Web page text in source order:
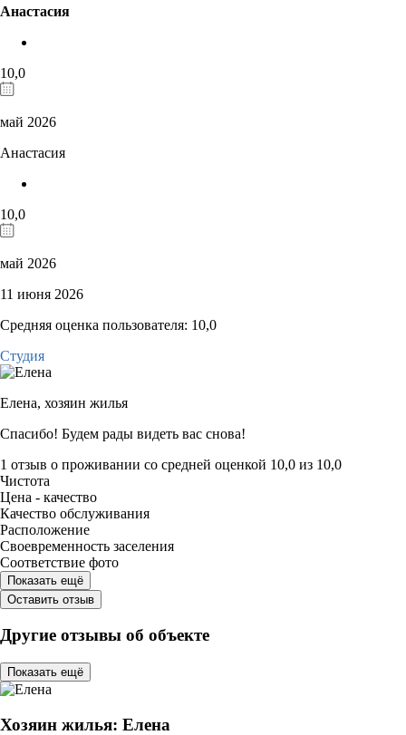
Анастасия
10,0
май 2026
Анастасия
10,0
май 2026
11 июня 2026
Средняя оценка пользователя: 10,0
Студия
Елена, хозяин жилья
Спасибо! Будем рады видеть вас снова!
1 отзыв о проживании со средней оценкой 10,0 из 10,0
Чистота
Цена - качество
Качество обслуживания
Расположение
Своевременность заселения
Соответствие фото
Показать ещё
Оставить отзыв
Другие отзывы об объекте
Показать ещё
Хозяин жилья: Елена